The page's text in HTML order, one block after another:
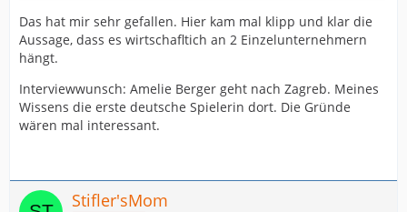
Das hat mir sehr gefallen. Hier kam mal klipp und klar die
Aussage, dass es wirtschafltich an 2 Einzelunternehmern
hängt.
Interviewwunsch: Amelie Berger geht nach Zagreb. Meines
Wissens die erste deutsche Spielerin dort. Die Gründe
wären mal interessant.
Stifler'sMom